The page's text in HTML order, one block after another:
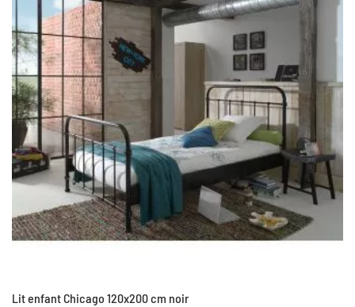
Lit enfant Chicago 120x200 cm noir